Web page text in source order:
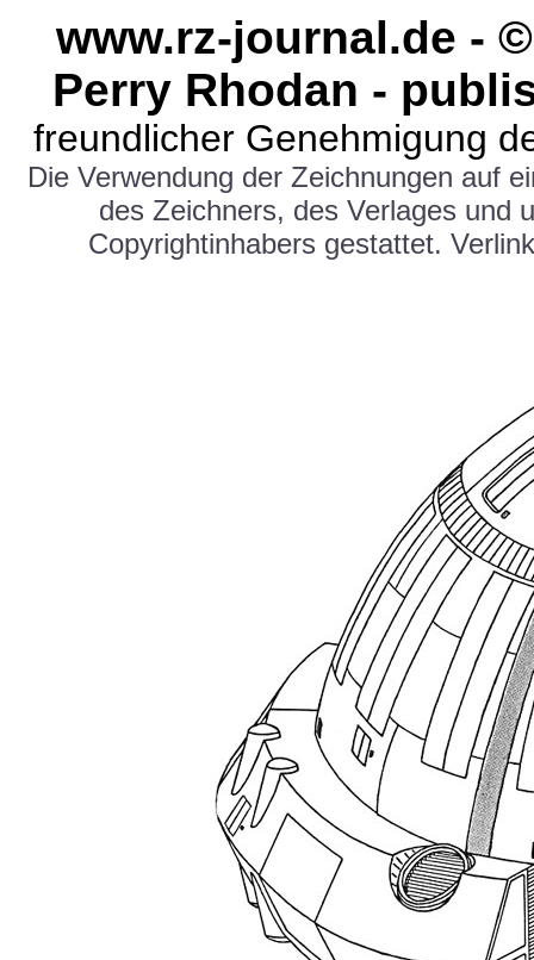
www.rz-journal.de -
Perry Rhodan -
freundlicher Genehmigung
Die Verwendung der Zeichnungen auf
des Zeichners, des Verlages und
Copyrightinhabers gestattet.